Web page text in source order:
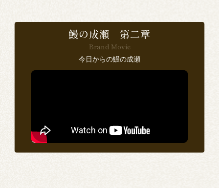
鰻の成瀬 第二章
Brand Movie
今日からの鰻の成瀬